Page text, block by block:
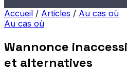
Accueil / Articles / Au cas où
Au cas où
Wannonce
et alternatives